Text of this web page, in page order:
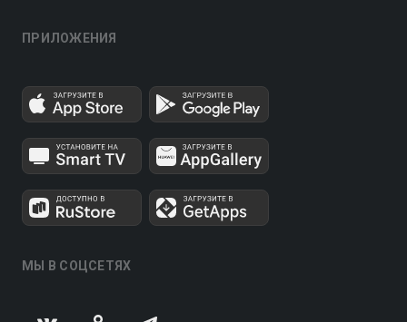
ПРИЛОЖЕНИЯ
МЫ В СОЦСЕТЯХ